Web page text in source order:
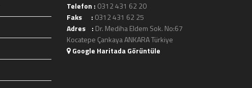
Telefon : 0312 431 62 20
Faks : 0312 431 62 25
Adres : Dr. Mediha Eldem Sok. No:67
Kocatepe Çankaya ANKARA Türkiye
Google Haritada Görüntüle